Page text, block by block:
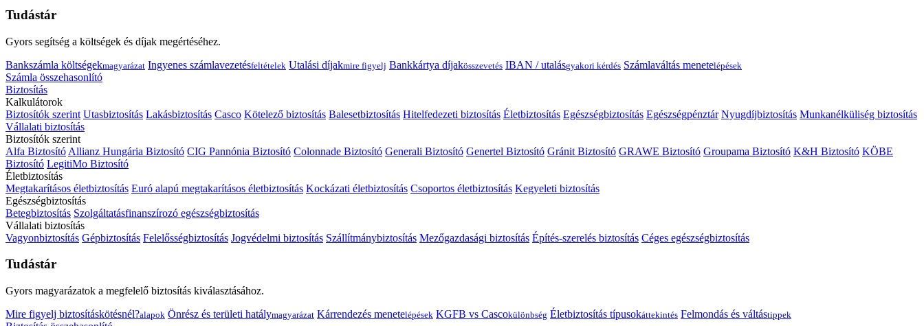
Tudástár
Gyors segítség a költségek és díjak megértéséhez.
Bankszámla költségekmagyarázat Ingyenes számlavezetésfeltételek Utalási díjakmire figyelj Bankkártya díjakösszevetés IBAN / utalásgyakori kérdés Számlaváltás menetelépések
Számla összehasonlító
Biztosítás
Kalkulátorok
Biztosítók szerint Utasbiztosítás Lakásbiztosítás Casco Kötelező biztosítás Balesetbiztosítás Hitelfedezeti biztosítás Életbiztosítás Egészségbiztosítás Egészségpénztár Nyugdíjbiztosítás Munkanélküliség biztosítás
Vállalati biztosítás
Biztosítók szerint
Alfa Biztosító Allianz Hungária Biztosító CIG Pannónia Biztosító Colonnade Biztosító Generali Biztosító Genertel Biztosító Gránit Biztosító GRAWE Biztosító Groupama Biztosító K&H Biztosító KÖBE
Biztosító LegitiMo Biztosító
Életbiztosítás
Megtakarításos életbiztosítás Euró alapú megtakarításos életbiztosítás Kockázati életbiztosítás Csoportos életbiztosítás Kegyeleti biztosítás
Egészségbiztosítás
Betegbiztosítás Szolgáltatásfinanszírozó egészségbiztosítás
Vállalati biztosítás
Vagyonbiztosítás Gépbiztosítás Felelősségbiztosítás Jogvédelmi biztosítás Szállítmánybiztosítás Mezőgazdasági biztosítás Építés-szerelés biztosítás Céges egészségbiztosítás
Tudástár
Gyors magyarázatok a megfelelő biztosítás kiválasztásához.
Mire figyelj biztosításkötésnél?alapok Önrész és területi hatálymagyarázat Kárrendezés menetelépések KGFB vs Cascokülönbség Életbiztosítás típusokáttekintés Felmondás és váltástippek